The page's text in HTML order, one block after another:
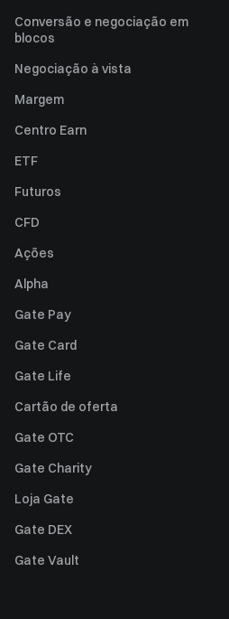
Conversão e negociação em
blocos
Negociação à vista
Margem
Centro Earn
ETF
Futuros
CFD
Ações
Alpha
Gate Pay
Gate Card
Gate Life
Cartão de oferta
Gate OTC
Gate Charity
Loja Gate
Gate DEX
Gate Vault